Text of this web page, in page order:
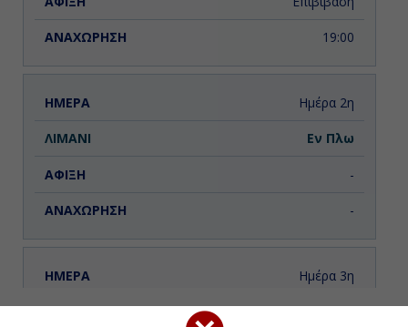
19:00
Ημέρα 2η
Εν Πλω
-
-
Ημέρα 3η
Ντουμπρόβνικ, Κροατία
ΧΑΡΤΗΣ ΚΡΟΥΑΖΙΕΡΑΣ